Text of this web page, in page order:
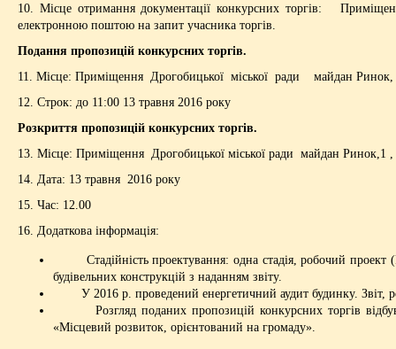
10. Місце отримання документації конкурсних торгів:
електронною поштою на запит учасника торгів.
Подання пропозицій конкурсних торгів.
11. Місце: Приміщення Дрогобицької міської ради майдан
12. Строк: до 11:00 13 травня 2016 року
Розкриття пропозицій конкурсних торгів.
13. Місце: Приміщення Дрогобицької міської ради майдан Ринок,1
14. Дата: 13 травня 2016 року
15. Час: 12.00
16. Додаткова інформація:
Стадійність проектування: одна стадія, робочий проект
будівельних конструкцій з наданням звіту.
У 2016 р. проведений енергетичний аудит будинку. Звіт,
Розгляд поданих пропозицій конкурсних торгів
«Місцевий розвиток, орієнтований на громаду».